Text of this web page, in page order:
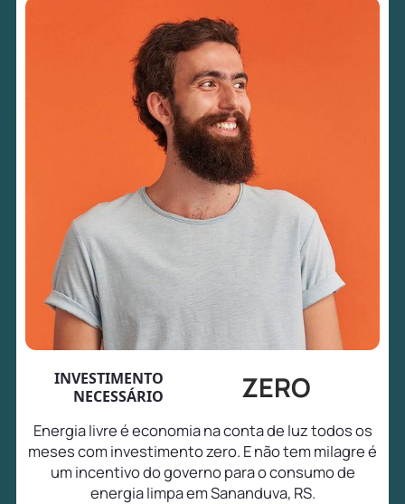
INVESTIMENTO
NECESSÁRIO
ZERO
Energia livre é economia na conta de luz todos os
meses com investimento zero. E não tem milagre é
um incentivo do governo para o consumo de
energia limpa em Sananduva, RS.